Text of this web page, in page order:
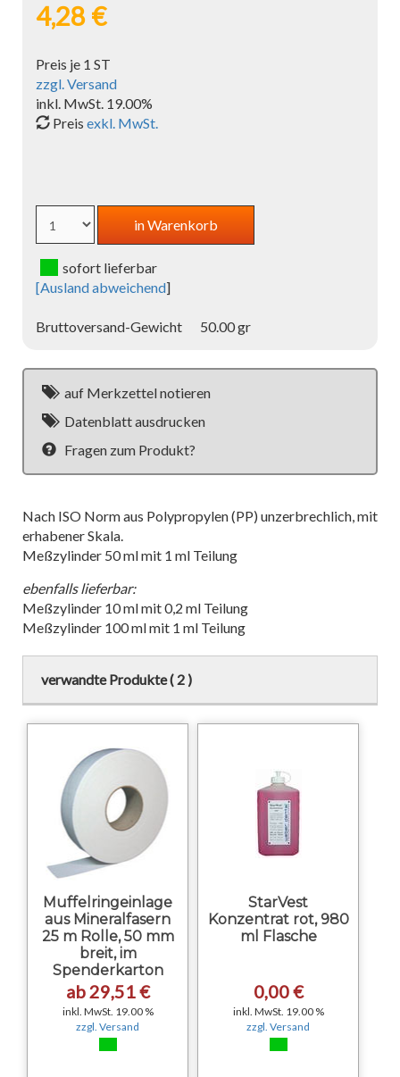
4,28 €
Preis je 1 ST
zzgl. Versand
inkl. MwSt. 19.00%
Preis exkl. MwSt.
sofort lieferbar
[Ausland abweichend]
Bruttoversand-Gewicht 50.00 gr
auf Merkzettel notieren
Datenblatt ausdrucken
Fragen zum Produkt?
Nach ISO Norm aus Polypropylen (PP) unzerbrechlich, mit
erhabener Skala.
Meßzylinder 50 ml mit 1 ml Teilung
ebenfalls lieferbar:
Meßzylinder 10 ml mit 0,2 ml Teilung
Meßzylinder 100 ml mit 1 ml Teilung
verwandte Produkte ( 2 )
Muffelringeinlage
aus Mineralfasern
25 m Rolle, 50 mm
breit, im
Spenderkarton
ab 29,51 €
inkl. MwSt. 19.00 %
zzgl. Versand
StarVest
Konzentrat rot, 980
ml Flasche
0,00 €
inkl. MwSt. 19.00 %
zzgl. Versand